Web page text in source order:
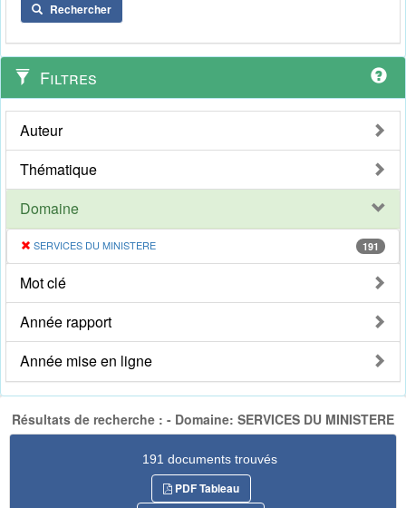
Rechercher
Filtres
Auteur
Thématique
Domaine
SERVICES DU MINISTERE 191
Mot clé
Année rapport
Année mise en ligne
Résultats de recherche : - Domaine: SERVICES DU MINISTERE
191 documents trouvés
PDF Tableau